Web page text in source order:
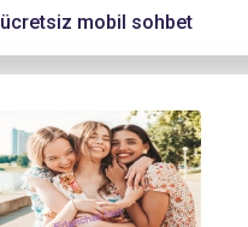
ücretsiz mobil sohbet